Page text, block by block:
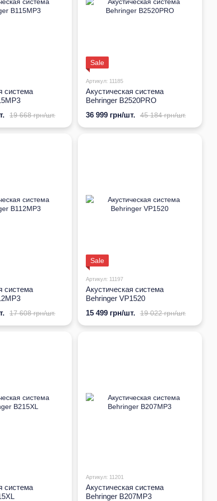
система
19 668 грн/шт.
Sale
Артикул: 11185
Акустическая система
Behringer B2520PRO
45 184 грн/шт.
36 999 грн/шт.
система
17 608 грн/шт.
Sale
Артикул: 11197
Акустическая система
Behringer VP1520
19 022 грн/шт.
15 499 грн/шт.
система
Артикул: 11201
Акустическая система
Behringer B207MP3